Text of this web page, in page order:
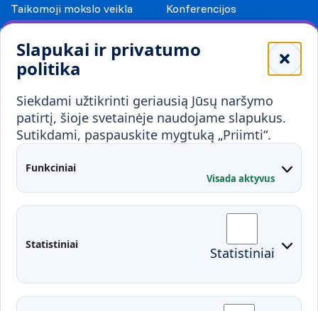
Slapukai ir privatumo
politika
Siekdami užtikrinti geriausią Jūsų naršymo
patirtį, šioje svetainėje naudojame slapukus.
Sutikdami, paspauskite mygtuką „Priimti“.
Funkciniai
Visada aktyvus
Statistiniai Statistiniai
Taikomoji mokslo veikla
Konferencijos
Mokykloms
Visuomenei ir verslui
Mokymai ir konsultavimas
Partnerystės
Karjera
Kontaktai
Administracija
Fakultetai
Studentų atstovybė
Moodle
EDINA